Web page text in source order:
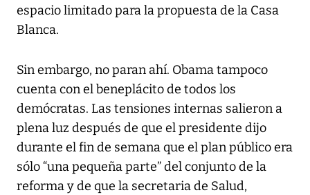
espacio limitado para la propuesta de la Casa
Blanca.
Sin embargo, no paran ahí. Obama tampoco
cuenta con el beneplácito de todos los
demócratas. Las tensiones internas salieron a
plena luz después de que el presidente dijo
durante el fin de semana que el plan público era
sólo “una pequeña parte” del conjunto de la
reforma y de que la secretaria de Salud,